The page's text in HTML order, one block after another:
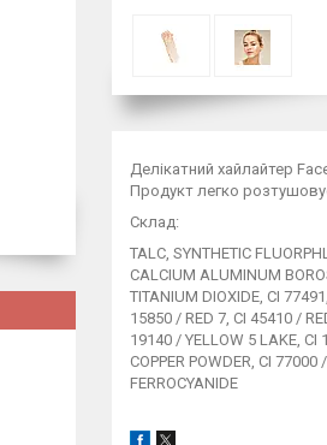
Делікатний хайлайтер
Продукт легко
Склад:
TALC, SYNTHETIC
CALCIUM ALUMINUM
TITANIUM DIOXIDE, CI
15850 / RED 7, CI 45410 /
19140 / YELLOW 5 LAKE, CI
COPPER POWDER, CI
FERROCYANIDE